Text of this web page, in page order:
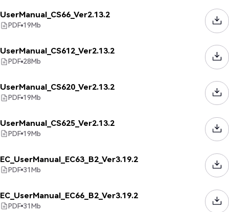
UserManual_CS66_Ver2.13.2
PDF 19Mb
UserManual_CS612_Ver2.13.2
PDF 28Mb
UserManual_CS620_Ver2.13.2
PDF 19Mb
UserManual_CS625_Ver2.13.2
PDF 19Mb
EC_UserManual_EC63_B2_Ver3.19.2
PDF 31Mb
EC_UserManual_EC66_B2_Ver3.19.2
PDF 31Mb